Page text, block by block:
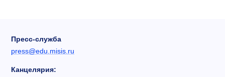
Пресс-служба
press@edu.misis.ru
Канцелярия: